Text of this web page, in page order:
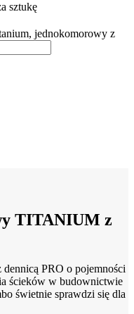
sztukę
jednokomorowy z
TITANIUM z
PRO o pojemności
ścieków w budownictwie
świetnie sprawdzi się dla